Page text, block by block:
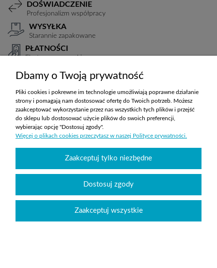
DOŚWIADCZENIE
Profesjonalizm współpracy
WYSYŁKA
Starannie zapakowane
PŁATNOŚCI
Elastyczne warunki
TRANSPORT
Koszty ustalane indywidualnie
ZAKUPY
POMOC
MOJE KONTO
INFORMACJE
Wyposażenie szkół sklepabcwyposazenia.pl|handlowy@abcwyposazenia.pl
Tel:91 307 91 00| Johna Baildona 24C lok. 25 | NIP: 6342856894 | REGON:
Dbamy o Twoją prywatność
Pliki cookies i pokrewne im technologie umożliwiają poprawne działanie
strony i pomagają nam dostosować ofertę do Twoich potrzeb. Możesz
zaakceptować wykorzystanie przez nas wszystkich tych plików i przejść
do sklepu lub dostosować użycie plików do swoich preferencji,
wybierając opcję "Dostosuj zgody".
Więcej o plikach cookies przeczytasz w naszej Polityce prywatności.
Zaakceptuj tylko niezbędne
Dostosuj zgody
Zaakceptuj wszystkie